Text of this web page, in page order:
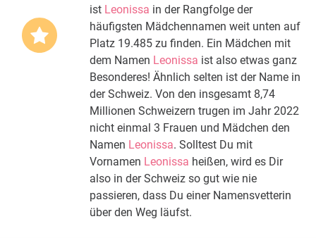
ist Leonissa in der Rangfolge der
häufigsten Mädchennamen weit unten auf
Platz 19.485 zu finden. Ein Mädchen mit
dem Namen Leonissa ist also etwas ganz
Besonderes! Ähnlich selten ist der Name in
der Schweiz. Von den insgesamt 8,74
Millionen Schweizern trugen im Jahr 2022
nicht einmal 3 Frauen und Mädchen den
Namen Leonissa. Solltest Du mit
Vornamen Leonissa heißen, wird es Dir
also in der Schweiz so gut wie nie
passieren, dass Du einer Namensvetterin
über den Weg läufst.